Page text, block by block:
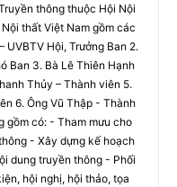
thông thuộc Hội Nội
thất Việt Nam gồm các
UVBTV Hội, Trưởng Ban 2.
Ban 3. Bà Lê Thiên Hạnh
Thủy – Thành viên 5.
6. Ông Vũ Thập - Thành
gồm có: - Tham mưu cho
- Xây dựng kế hoạch
dung truyền thông - Phối
hội nghị, hội thảo, tọa